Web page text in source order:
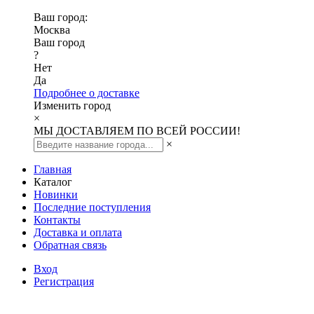
Ваш город:
Москва
Ваш город
?
Нет
Да
Подробнее о доставке
Изменить город
×
МЫ ДОСТАВЛЯЕМ ПО ВСЕЙ РОССИИ!
×
Главная
Каталог
Новинки
Последние поступления
Контакты
Доставка и оплата
Обратная связь
Вход
Регистрация